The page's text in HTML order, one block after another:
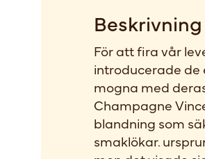
Beskrivning
För att fira vår
introducerade de
mogna med
Champagne
blandning som
smaklökar.